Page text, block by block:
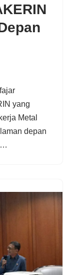
yang
Metal
depan